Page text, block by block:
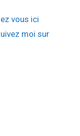
vous ici
moi sur